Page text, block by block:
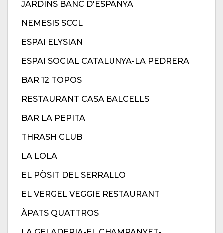
JARDINS BANC D'ESPANYA
NEMESIS SCCL
ESPAI ELYSIAN
ESPAI SOCIAL CATALUNYA-LA PEDRERA
BAR 12 TOPOS
RESTAURANT CASA BALCELLS
BAR LA PEPITA
THRASH CLUB
LA LOLA
EL PÒSIT DEL SERRALLO
EL VERGEL VEGGIE RESTAURANT
ÀPATS QUATTROS